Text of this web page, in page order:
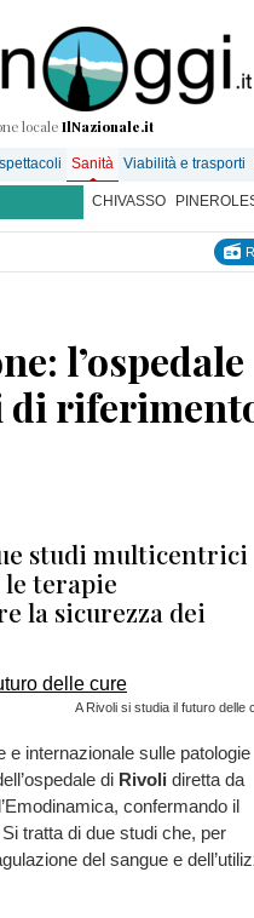
localeIlNazionale.it
Sanità Viabilità e trasporti
CHIVASSO
l’ospedale
di
studi multicentrici
le terapie
la sicurezza dei
A Rivoli si studia il futuro delle
e internazionale sulle patologie
di Rivoli diretta da
confermando il
tratta di due studi che, per
del sangue e